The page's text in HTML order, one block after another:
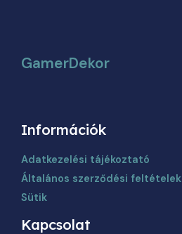
GamerDekor
Információk
Adatkezelési tájékoztató
Általános szerződési feltételek
Sütik
Kapcsolat